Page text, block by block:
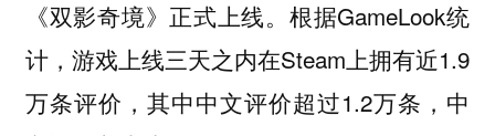
《双影奇境》正式上线。根据GameLook统
计，游戏上线三天之内在Steam上拥有近1.9
万条评价，其中中文评价超过1.2万条，中